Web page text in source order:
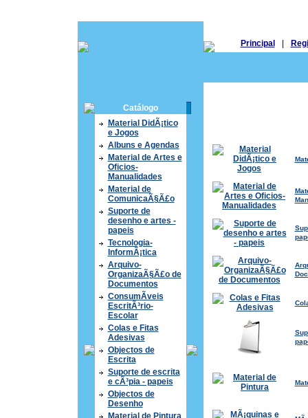
Principal
Catálogo
Material DidÃ¡tico
e Jogos
Albuns e Agendas
Material de Artes e
Oficios-
Manualidades
Material de
ComunicaÃ§Ã£o
Suporte de
desenho e artes -
papeis
Tecnologia-
InformÃ¡tica
Arquivo-
OrganizaÃ§Ã£o de
Documentos
ConsumÃ­veis
EscritÃ³rio-
Escolar
Colas e Fitas
Adesivas
Objectos de
Escrita
Suporte de escrita
e cÃ³pia - papeis
Objectos de
Desenho
Material de Pintura